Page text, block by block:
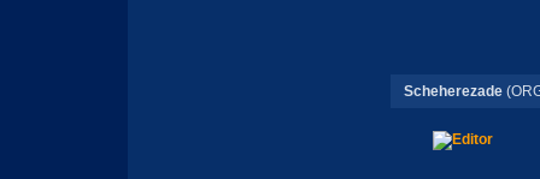
Scheherezade